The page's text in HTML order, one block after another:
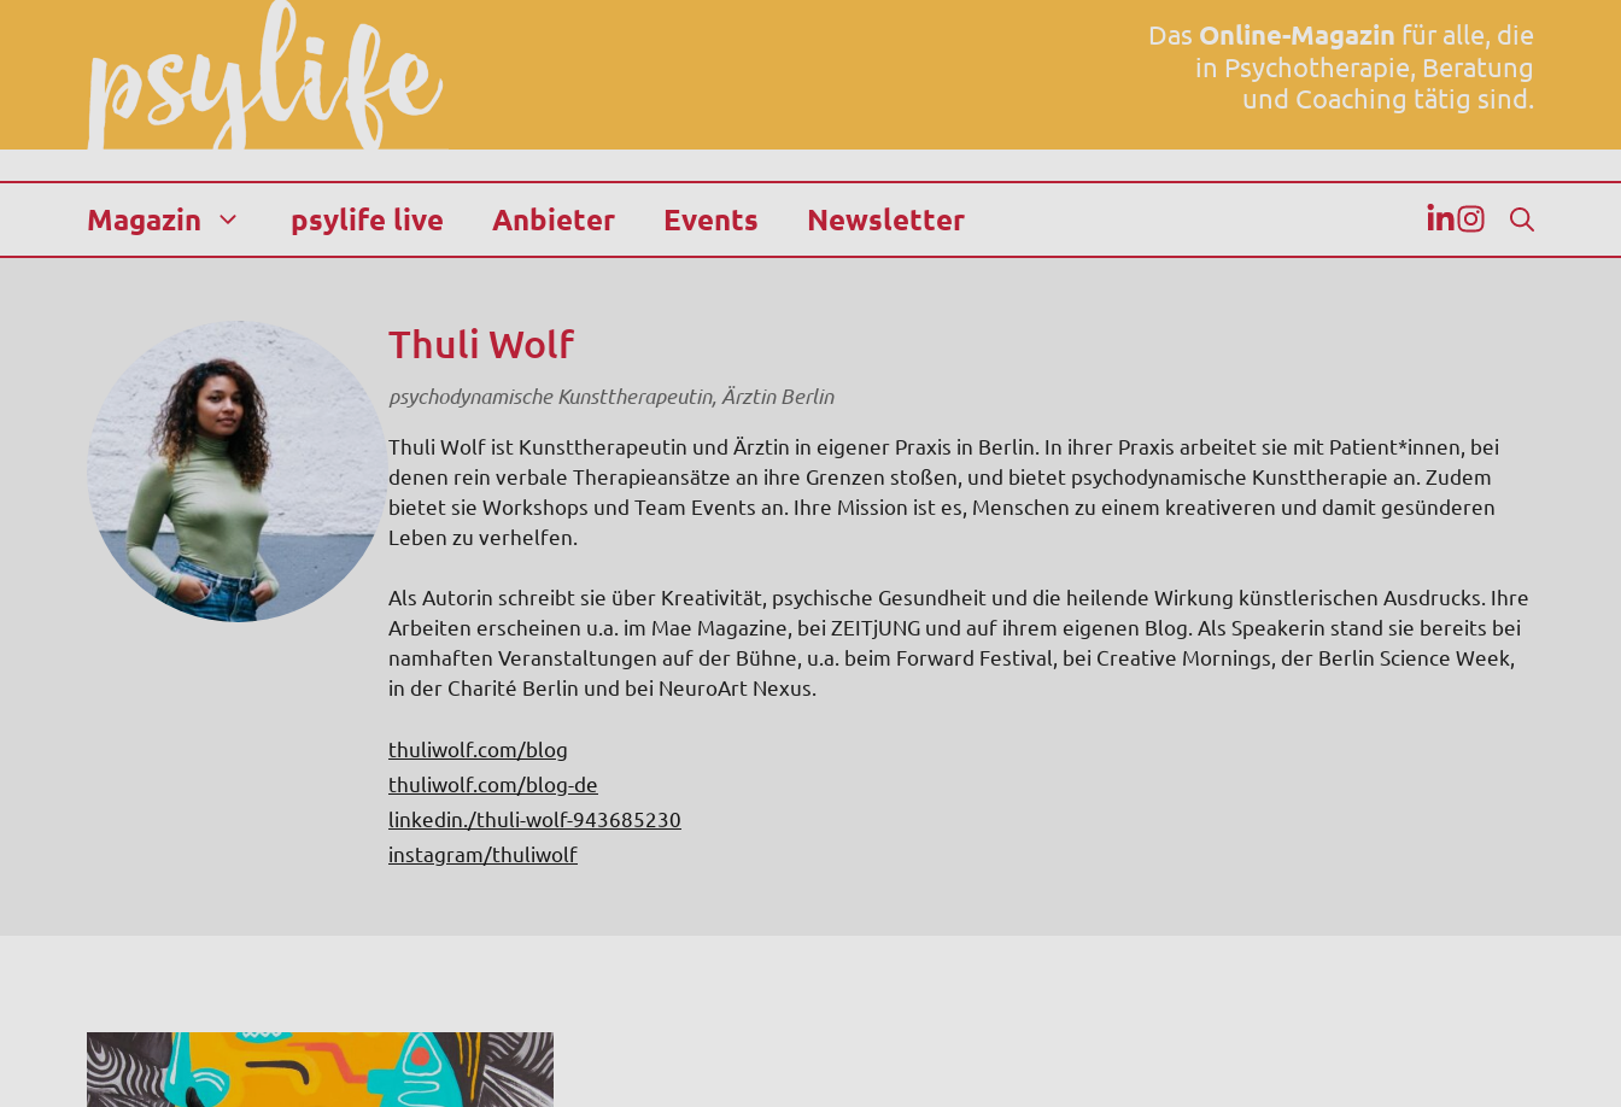
Das Online-Magazin für alle, die
in Psychotherapie, Beratung
und Coaching tätig sind.
Magazin psylife live Anbieter Events Newsletter
Thuli Wolf
psychodynamische Kunsttherapeutin, Ärztin Berlin
Thuli Wolf ist Kunsttherapeutin und Ärztin in eigener Praxis in Berlin. In ihrer Praxis arbeitet sie mit Patient*innen, bei
denen rein verbale Therapieansätze an ihre Grenzen stoßen, und bietet psychodynamische Kunsttherapie an. Zudem
bietet sie Workshops und Team Events an. Ihre Mission ist es, Menschen zu einem kreativeren und damit gesünderen
Leben zu verhelfen.
Als Autorin schreibt sie über Kreativität, psychische Gesundheit und die heilende Wirkung künstlerischen Ausdrucks. Ihre
Arbeiten erscheinen u.a. im Mae Magazine, bei ZEITjUNG und auf ihrem eigenen Blog. Als Speakerin stand sie bereits bei
namhaften Veranstaltungen auf der Bühne, u.a. beim Forward Festival, bei Creative Mornings, der Berlin Science Week,
in der Charité Berlin und bei NeuroArt Nexus.
thuliwolf.com/blog
thuliwolf.com/blog-de
linkedin./thuli-wolf-943685230
instagram/thuliwolf